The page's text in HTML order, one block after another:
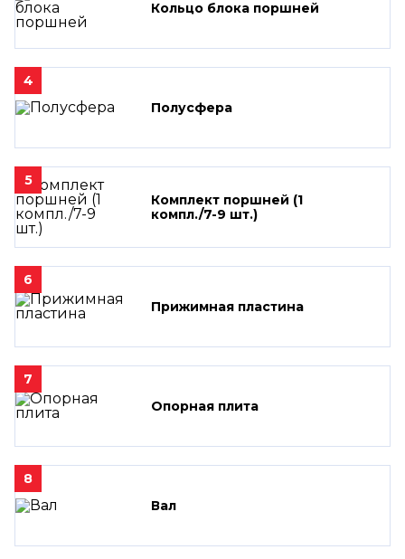
Кольцо блока поршней
4
Полусфера
5
Комплект поршней (1
компл./7-9 шт.)
6
Прижимная пластина
7
Опорная плита
8
Вал